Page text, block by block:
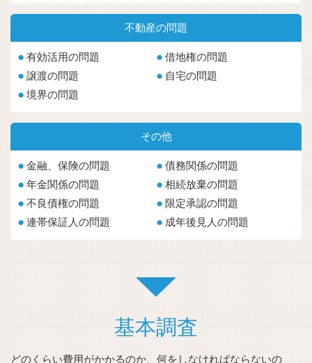
不動産の問題
有効活用の問題
借地権の問題
譲渡の問題
自宅の問題
境界の問題
その他
金融、保険の問題
債務関係の問題
年金関係の問題
相続放棄の問題
不良債権の問題
限定承認の問題
連帯保証人の問題
成年後見人の問題
基本調査
どのくらい費用がかかるのか、何をしなければならないの